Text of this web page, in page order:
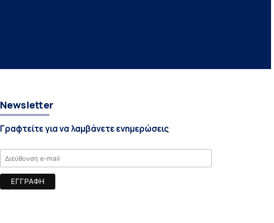
Newsletter
Γραφτείτε για να λαμβάνετε ενημερώσεις